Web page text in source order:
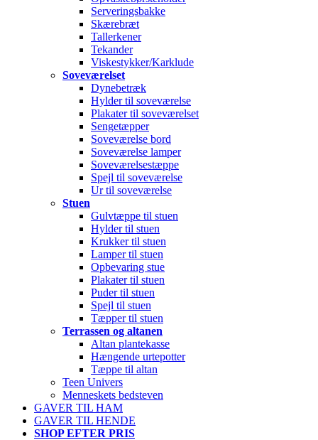
Serveringsbakke
Skærebræt
Tallerkener
Tekander
Viskestykker/Karklude
Soveværelset
Dynebetræk
Hylder til soveværelse
Plakater til soveværelset
Sengetæpper
Soveværelse bord
Soveværelse lamper
Soveværelsestæppe
Spejl til soveværelse
Ur til soveværelse
Stuen
Gulvtæppe til stuen
Hylder til stuen
Krukker til stuen
Lamper til stuen
Opbevaring stue
Plakater til stuen
Puder til stuen
Spejl til stuen
Tæpper til stuen
Terrassen og altanen
Altan plantekasse
Hængende urtepotter
Tæppe til altan
Teen Univers
Menneskets bedsteven
GAVER TIL HAM
GAVER TIL HENDE
SHOP EFTER PRIS